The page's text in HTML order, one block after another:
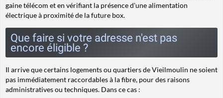
gaine télécom et en vérifiant la présence d'une alimentation
électrique à proximité de la future box.
Que faire si votre adresse n'est pas
encore éligible ?
Il arrive que certains logements ou quartiers de Vieilmoulin ne soient
pas immédiatement raccordables à la fibre, pour des raisons
administratives ou techniques. Dans ce cas :